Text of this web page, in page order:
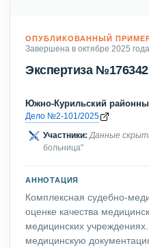
ОПУБЛИКОВАННЫЙ
Завершена в октябре 2025 года
Экспертиза №176342
Южно-Курильский
Дело №2-101/2025
Участники: Данные
больница"
АННОТАЦИЯ
Комплексная судебно-
оценке качества
медицинских
медицинскую